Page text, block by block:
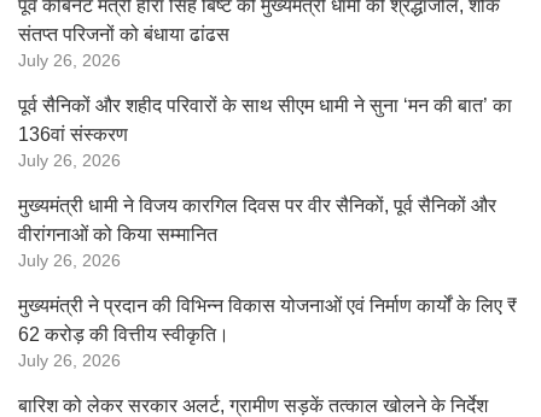
पूर्व कैबिनेट मंत्री हीरा सिंह बिष्ट को मुख्यमंत्री धामी की श्रद्धांजलि, शोक
संतप्त परिजनों को बंधाया ढांढस
July 26, 2026
पूर्व सैनिकों और शहीद परिवारों के साथ सीएम धामी ने सुना ‘मन की बात’ का
136वां संस्करण
July 26, 2026
मुख्यमंत्री धामी ने विजय कारगिल दिवस पर वीर सैनिकों, पूर्व सैनिकों और
वीरांगनाओं को किया सम्मानित
July 26, 2026
मुख्यमंत्री ने प्रदान की विभिन्न विकास योजनाओं एवं निर्माण कार्यों के लिए ₹
62 करोड़ की वित्तीय स्वीकृति।
July 26, 2026
बारिश को लेकर सरकार अलर्ट, ग्रामीण सड़कें तत्काल खोलने के निर्देश